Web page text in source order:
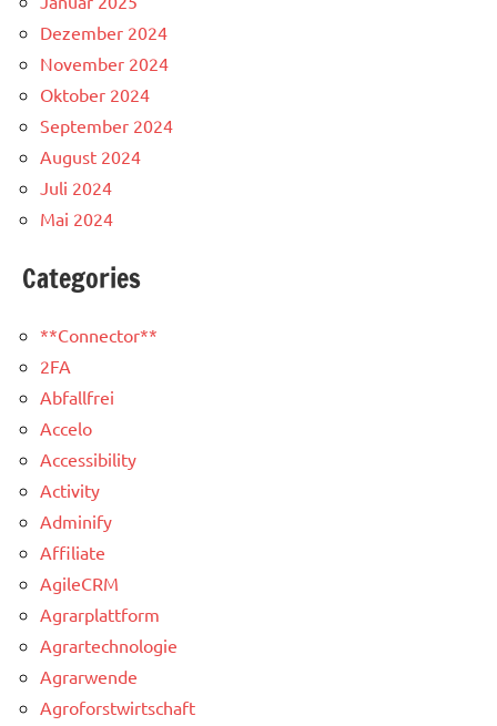
Dezember 2024
November 2024
Oktober 2024
September 2024
August 2024
Juli 2024
Mai 2024
Categories
**Connector**
2FA
Abfallfrei
Accelo
Accessibility
Activity
Adminify
Affiliate
AgileCRM
Agrarplattform
Agrartechnologie
Agrarwende
Agroforstwirtschaft